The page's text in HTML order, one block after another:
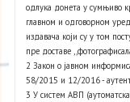
одлука донета у сумњиво
главном и одговорном
издавача који су у том
пре доставе
2 Закон о јавном
58/2015 и 12/2016 -
3 У систем АВП